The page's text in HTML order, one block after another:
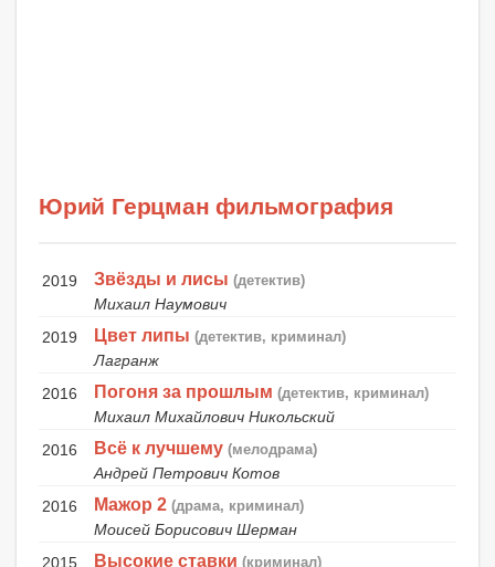
Юрий Герцман фильмография
2019 Звёзды и лисы (детектив)
Михаил Наумович
2019
Цвет липы (детектив, криминал)
Лагранж
2016
Погоня за прошлым (детектив, криминал)
Михаил Михайлович Никольский
2016
Всё к лучшему (мелодрама)
Андрей Петрович Котов
2016
Мажор 2 (драма, криминал)
Моисей Борисович Шерман
2015
Высокие ставки (криминал)